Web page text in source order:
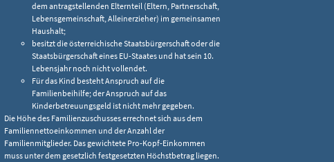
dem antragstellenden Elternteil (Eltern, Partnerschaft,
Lebensgemeinschaft, Alleinerzieher) im gemeinsamen
Haushalt;
besitzt die österreichische Staatsbürgerschaft oder die
Staatsbürgerschaft eines EU-Staates und hat sein 10.
Lebensjahr noch nicht vollendet.
Für das Kind besteht Anspruch auf die
Familienbeihilfe; der Anspruch auf das
Kinderbetreuungsgeld ist nicht mehr gegeben.
Die Höhe des Familienzuschusses errechnet sich aus dem
Familiennettoeinkommen und der Anzahl der
Familienmitglieder. Das gewichtete Pro-Kopf-Einkommen
muss unter dem gesetzlich festgesetzten Höchstbetrag liegen.